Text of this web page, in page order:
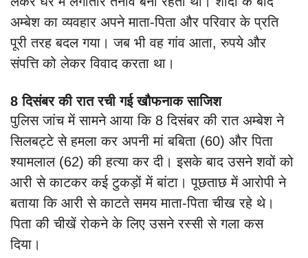
अम्बेश का व्यवहार अपने माता-पिता और परिवार के प्रति
पूरी तरह बदल गया। जब भी वह गांव आता, रुपये और
संपत्ति को लेकर विवाद करता था।
8 दिसंबर की रात रची गई खौफनाक साजिश
पुलिस जांच में सामने आया कि 8 दिसंबर की रात अम्बेश ने
सिलबट्टे से हमला कर अपनी मां बबिता (60) और पिता
श्यामलाल (62) की हत्या कर दी। इसके बाद उसने शवों को
आरी से काटकर कई टुकड़ों में बांटा। पूछताछ में आरोपी ने
बताया कि आरी से काटते समय माता-पिता चीख रहे थे।
पिता की चीखें रोकने के लिए उसने रस्सी से गला कस
दिया।